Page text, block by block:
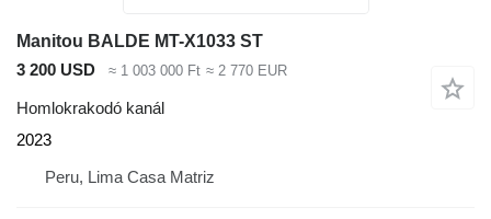
Manitou BALDE MT-X1033 ST
3 200 USD
≈ 1 003 000 Ft ≈ 2 770 EUR
Homlokrakodó kanál
2023
Peru, Lima Casa Matriz